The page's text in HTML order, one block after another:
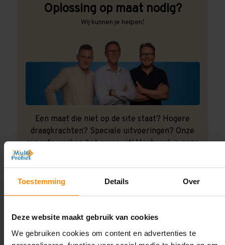
Toestemming Details Over
Deze website maakt gebruik van cookies
We gebruiken cookies om content en advertenties te
Oplossing op maat nodig?
Wij kunnen je helpen!
Een maat die niet op de site staat? Hogere
draagkrachten? Speciale uitvoeringen? Onze
experts werken het graag uit! Maatwerk is onze
Contact met specialist
Montage uitbesteden?
Laat ons het doen!